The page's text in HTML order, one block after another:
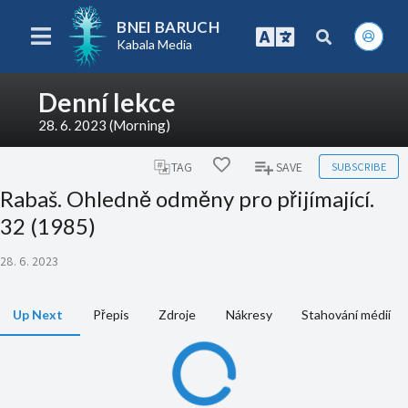
BNEI BARUCH
Kabala Media
Denní lekce
28. 6. 2023 (Morning)
TAG SAVE SUBSCRIBE
Rabaš. Ohledně odměny pro přijímající.
32 (1985)
28. 6. 2023
Up Next Přepis Zdroje Nákresy Stahování médií